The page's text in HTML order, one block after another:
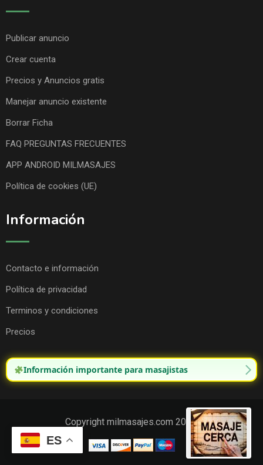
Publicar anuncio
Crear cuenta
Precios y Anuncios gratis
Manejar anuncio existente
Borrar Ficha
FAQ PREGUNTAS FRECUENTES
APP ANDROID MILMASAJES
Política de cookies (UE)
Información
Contacto e información
Política de privacidad
Terminos y condiciones
Precios
Información importante para masajistas
Copyright milmasajes.com 2025.
ES